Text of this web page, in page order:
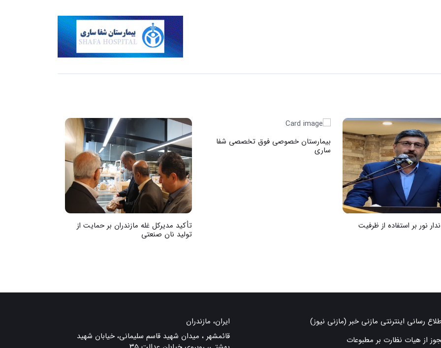
نور بر استفاده از ظرفیت
بیمارستان خصوصی فوق تخصصی شفا
ساری
تأکید مدیرکل غله مازندران بر حمایت از
تولید نان صنعتی
رسانی اینترنتی مازنی خبر (مازنی نیوز)
از هیات نظارت بر مطبوعات
ایران، مازندران
قائمشهر ، میدان شهید قاسم سلیمانی، خیابان شهید